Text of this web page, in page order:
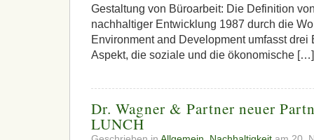
Gestaltung von Büroarbeit: Die Definition
nachhaltiger Entwicklung 1987 durch die
Environment and Development umfasst
Aspekt, die soziale und die ökonomische […]
Dr. Wagner & Partner neuer
LUNCH